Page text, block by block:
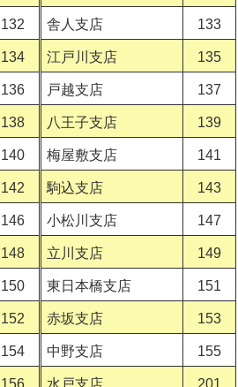
132 舎人支店 133
134 江戸川支店 135
136 戸越支店 137
138 八王子支店 139
140 梅屋敷支店 141
142 駒込支店 143
146 小松川支店 147
148 立川支店 149
150 東日本橋支店 151
152 赤坂支店 153
154 中野支店 155
156 水戸支店 201